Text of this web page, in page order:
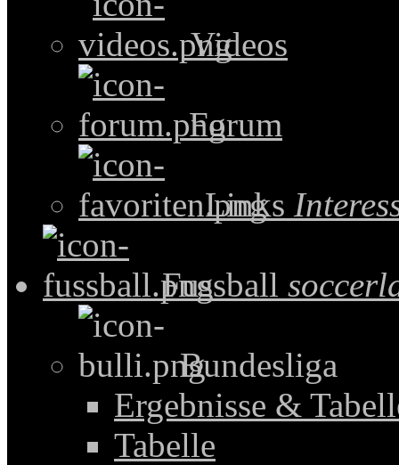
Videos
Forum
Links
Fussball
Bundesliga
Ergebnisse &
Tabelle